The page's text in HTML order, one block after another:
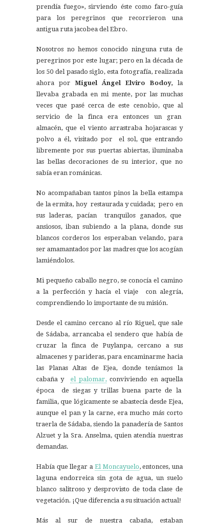
prendía fuego», sirviendo éste como faro-guía
para los peregrinos que recorrieron una
antigua ruta jacobea del Ebro.
Nosotros no hemos conocido ninguna ruta de
peregrinos por este lugar; pero en la década de
los 50 del pasado siglo, esta fotografía, realizada
ahora por Miguel Ángel Elviro Bodoy, la
llevaba grabada en mi mente, por las muchas
veces que pasé cerca de este cenobio, que al
servicio de la finca era entonces un gran
almacén, que el viento arrastraba hojarascas y
polvo a él, visitado por el sol, que entrando
libremente por sus puertas abiertas, iluminaba
las bellas decoraciones de su interior, que no
sabía eran románicas.
No acompañaban tantos pinos la bella estampa
de la ermita, hoy restaurada y cuidada; pero en
sus laderas, pacían tranquilos ganados, que
ansiosos, iban subiendo a la plana, donde sus
blancos corderos los esperaban velando, para
ser amamantados por las madres que los acogían
lamiéndolos.
Mi pequeño caballo negro, se conocía el camino
a la perfección y hacía el viaje con alegría,
comprendiendo lo importante de su misión.
Desde el camino cercano al río Riguel, que sale
de Sádaba, arrancaba el sendero que había de
cruzar la finca de Puylanpa, cercano a sus
almacenes y parideras, para encaminarme hacia
las Planas Altas de Ejea, donde teníamos la
cabaña y el palomar, conviviendo en aquella
época de siegas y trillas buena parte de la
familia, que lógicamente se abastecía desde Ejea,
aunque el pan y la carne, era mucho más corto
traerla de Sádaba, siendo la panadería de Santos
Alzuet y la Sra. Anselma, quien atendía nuestras
demandas.
Había que llegar a El Moncayuelo, entonces, una
laguna endorreica sin gota de agua, un suelo
blanco salitroso y desprovisto de toda clase de
vegetación. ¡Que diferencia a su situación actual!
Más al sur de nuestra cabaña, estaban